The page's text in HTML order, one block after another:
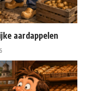
aardappelen